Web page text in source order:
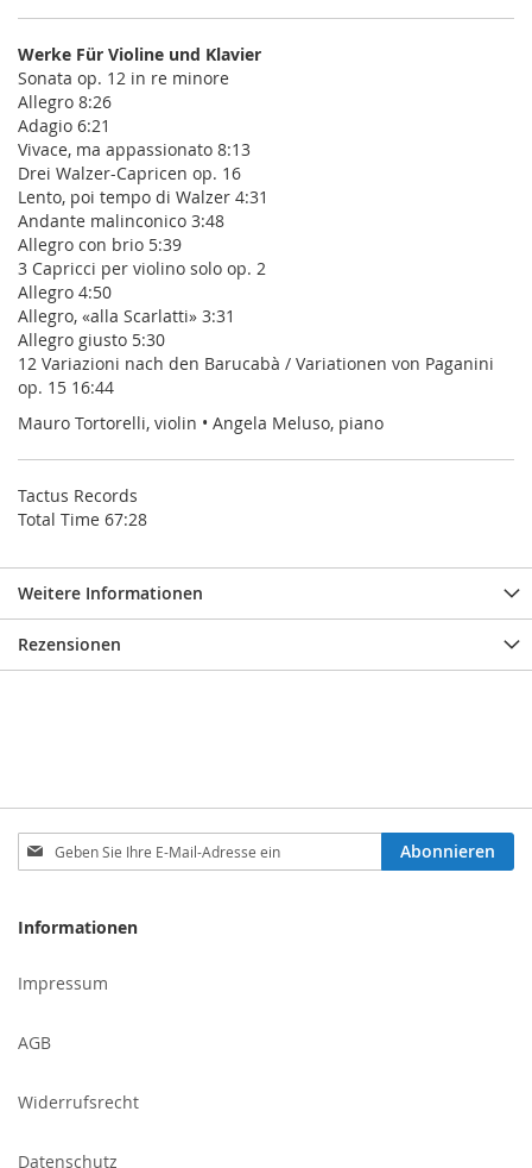
Werke Für Violine und Klavier
Sonata op. 12 in re minore
Allegro 8:26
Adagio 6:21
Vivace, ma appassionato 8:13
Drei Walzer-Capricen op. 16
Lento, poi tempo di Walzer 4:31
Andante malinconico 3:48
Allegro con brio 5:39
3 Capricci per violino solo op. 2
Allegro 4:50
Allegro, «alla Scarlatti» 3:31
Allegro giusto 5:30
12 Variazioni nach den Barucabà / Variationen von Paganini
op. 15 16:44
Mauro Tortorelli, violin • Angela Meluso, piano
Tactus Records
Total Time 67:28
Weitere Informationen
Rezensionen
Melden
Sie
unseren
an:
Abonnieren
Informationen
Impressum
AGB
Widerrufsrecht
Datenschutz